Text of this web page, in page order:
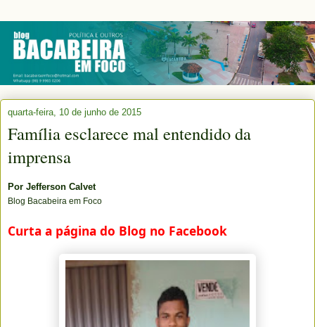
quarta-feira, 10 de junho de 2015
Família esclarece mal entendido da
imprensa
Por Jefferson Calvet
Blog Bacabeira em Foco
Curta a página do Blog no Facebook